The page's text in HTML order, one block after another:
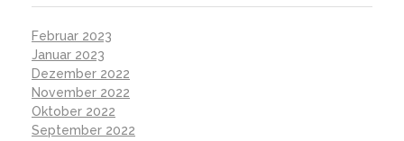
Februar 2023
Januar 2023
Dezember 2022
November 2022
Oktober 2022
September 2022